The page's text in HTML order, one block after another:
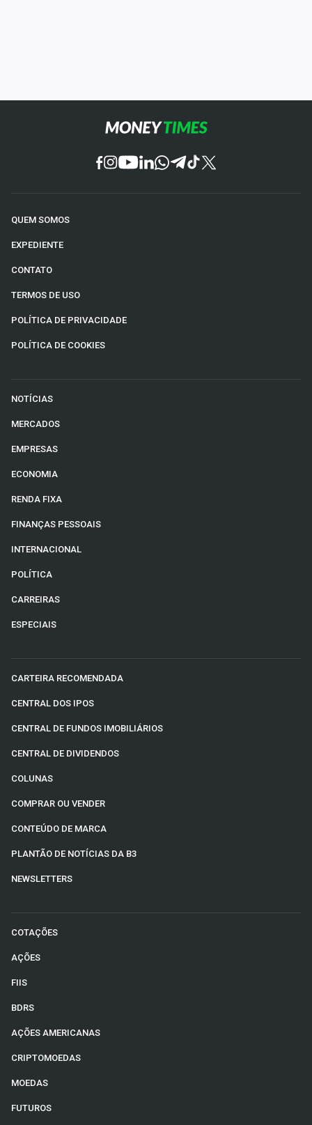
QUEM SOMOS
EXPEDIENTE
CONTATO
TERMOS DE USO
POLÍTICA DE PRIVACIDADE
POLÍTICA DE COOKIES
NOTÍCIAS
MERCADOS
EMPRESAS
ECONOMIA
RENDA FIXA
FINANÇAS PESSOAIS
INTERNACIONAL
POLÍTICA
CARREIRAS
ESPECIAIS
CARTEIRA RECOMENDADA
CENTRAL DOS IPOS
CENTRAL DE FUNDOS IMOBILIÁRIOS
CENTRAL DE DIVIDENDOS
COLUNAS
COMPRAR OU VENDER
CONTEÚDO DE MARCA
PLANTÃO DE NOTÍCIAS DA B3
NEWSLETTERS
COTAÇÕES
AÇÕES
FIIS
BDRS
AÇÕES AMERICANAS
CRIPTOMOEDAS
MOEDAS
FUTUROS